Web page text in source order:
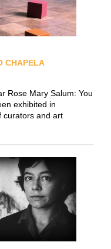
CHAPELA
Rose Mary Salum: You
exhibited in
curators and art